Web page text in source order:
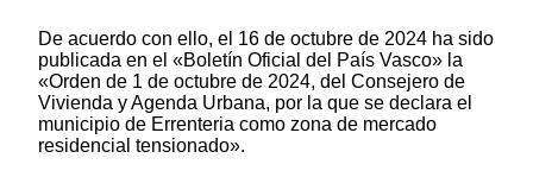
De acuerdo con ello, el 16 de octubre de 2024 ha sido
publicada en el «Boletín Oficial del País Vasco» la
«Orden de 1 de octubre de 2024, del Consejero de
Vivienda y Agenda Urbana, por la que se declara el
municipio de Errenteria como zona de mercado
residencial tensionado».